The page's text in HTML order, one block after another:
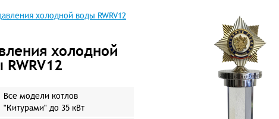
холодной воды RWRV12
холодной
Все модели котлов
"Китурами" до 35 кВт